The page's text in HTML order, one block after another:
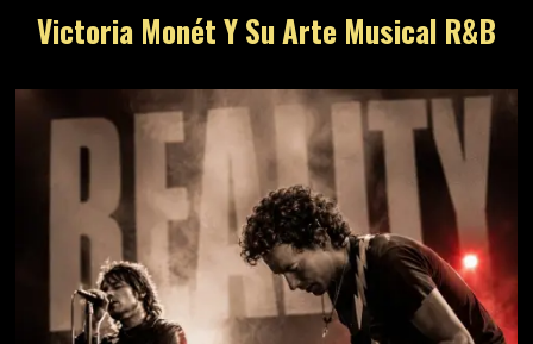
Victoria Monét Y Su Arte Musical R&B